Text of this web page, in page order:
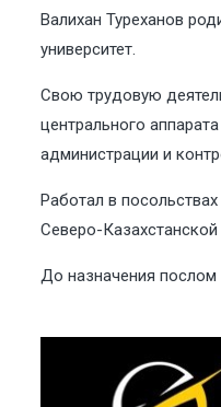
Валихан Туреханов
университет.
Свою трудовую
центрального
администрации и
Работал в
Северо-Казахстанской
До назначения послом